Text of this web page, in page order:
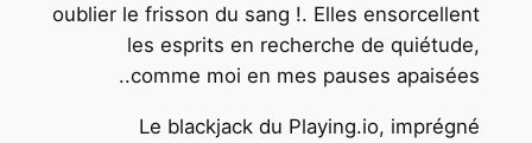
oublier le frisson du sang !. Elles ensorcellent
les esprits en recherche de quiétude,
comme moi en mes pauses apaisées..
Le blackjack du Playing.io, imprégné